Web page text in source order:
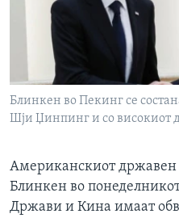
ИНТЕРВЈУА
Јазици
Блинкен во Пекинг се
Шjи Џинпинг и со високиот
Американскиот државен
Блинкен во
Држави и Кина имаат